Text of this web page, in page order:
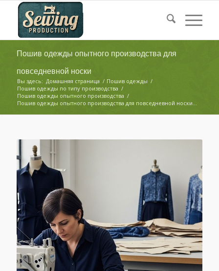
Пошив одежды опытного производства для
повседневной носки
Вы здесь: Домашняя страница / Пошив одежды /
Пошив одежды по типу производства /
Пошив одежды опытного производства /
Пошив одежды опытного производства для повседневной носки...